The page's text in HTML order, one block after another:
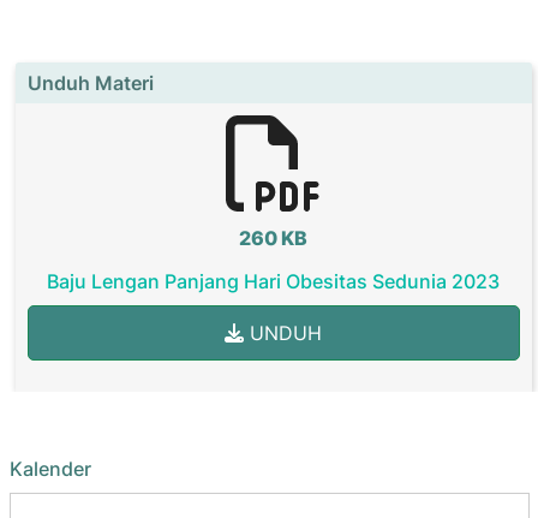
Unduh Materi
260 KB
Baju Lengan Panjang Hari Obesitas Sedunia 2023
UNDUH
Kalender